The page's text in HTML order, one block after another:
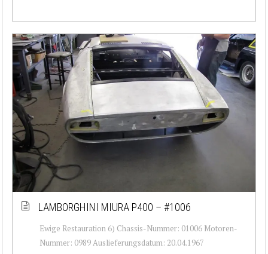
LAMBORGHINI MIURA P400 – #1006
Ewige Restauration 6) Chassis-Nummer: 01006 Motoren-
Nummer: 0989 Auslieferungsdatum: 20.04.1967